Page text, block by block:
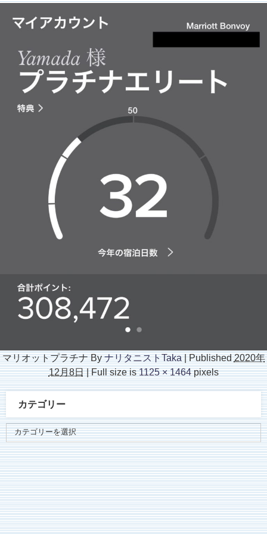
マリオットプラチナ By ナリタニストTaka | Published 2020年
12月8日 |Full size is1125 × 1464pixels
カテゴリー